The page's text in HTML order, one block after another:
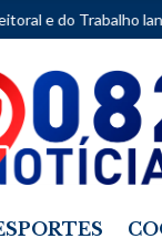
lançam campanha